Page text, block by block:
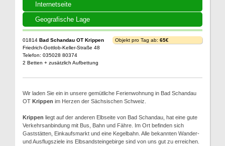
Internetseite
Geografische Lage
01814 Bad Schandau OT Krippen
Friedrich-Gottlob-Keller-Straße 48
Telefon: 035028 80374
2 Betten + zusätzlich Aufbettung
Objekt pro Tag ab: 65€
Wir laden Sie ein in unsere gemütliche Ferienwohnung in Bad Schandau
OT Krippen im Herzen der Sächsischen Schweiz.
Krippen liegt auf der anderen Elbseite von Bad Schandau, hat eine gute
Verkehrsanbindung mit Bus, Bahn und Fähre. Im Ort befinden sich
Gaststätten, Einkaufsmarkt und eine Kegelbahn. Alle bekannten Wander-
und Ausflugsziele ins Elbsandsteingebirge sind von uns gut zu erreichen.